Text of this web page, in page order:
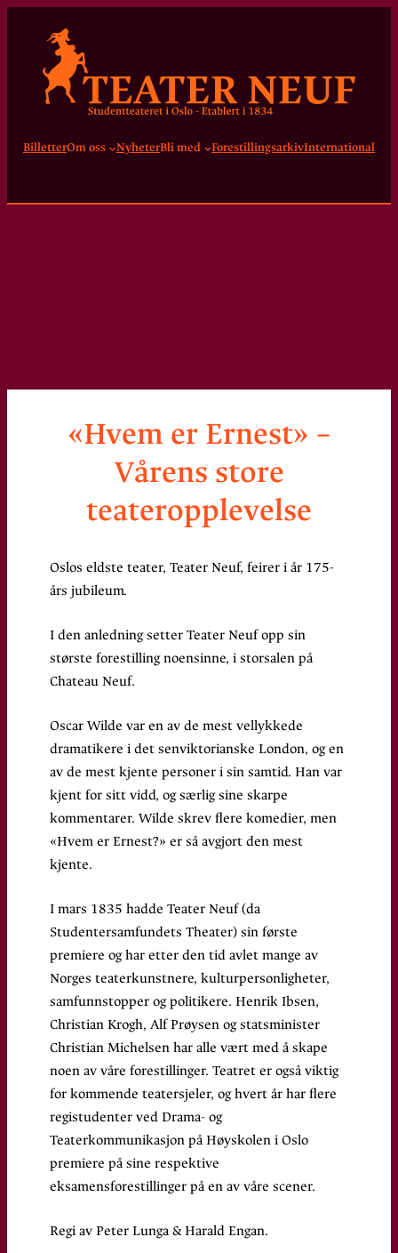
BilletterOm oss NyheterBli med ForestillingsarkivInternational
«Hvem er Ernest» –
Vårens store
teateropplevelse
Oslos eldste teater, Teater Neuf, feirer i år 175-
års jubileum.
I den anledning setter Teater Neuf opp sin
største forestilling noensinne, i storsalen på
Chateau Neuf.
Oscar Wilde var en av de mest vellykkede
dramatikere i det senviktorianske London, og en
av de mest kjente personer i sin samtid. Han var
kjent for sitt vidd, og særlig sine skarpe
kommentarer. Wilde skrev flere komedier, men
«Hvem er Ernest?» er så avgjort den mest
kjente.
I mars 1835 hadde Teater Neuf (da
Studentersamfundets Theater) sin første
premiere og har etter den tid avlet mange av
Norges teaterkunstnere, kulturpersonligheter,
samfunnstopper og politikere. Henrik Ibsen,
Christian Krogh, Alf Prøysen og statsminister
Christian Michelsen har alle vært med å skape
noen av våre forestillinger. Teatret er også viktig
for kommende teatersjeler, og hvert år har flere
registudenter ved Drama- og
Teaterkommunikasjon på Høyskolen i Oslo
premiere på sine respektive
eksamensforestillinger på en av våre scener.
Regi av Peter Lunga & Harald Engan.